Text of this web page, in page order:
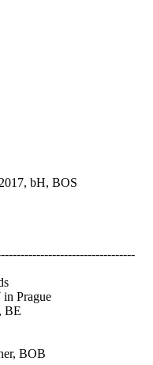
bH, BOS
in Prague
BE
BOB